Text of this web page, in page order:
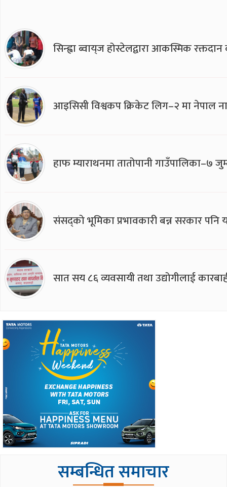
सिन्ह्वा ब्वाय्‌ज होस्टेलद्वारा आकस्मिक
आइसिसी विश्वकप क्रिकेट लिग–२ मा नेपाल
हाफ म्याराथनमा तातोपानी गाउँपालिका–७
संसद्को भूमिका प्रभावकारी बन्न सरकार पनि
सात सय ८६ व्यवसायी तथा उद्योगीलाई
सम्बन्धित समाचार